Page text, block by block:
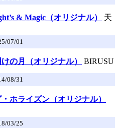
& Magic（オリジナル）
天
07/01
の月（オリジナル） BIRUSU
08/31
・ホライズン（オリジナル）
03/25